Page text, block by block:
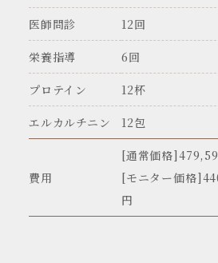
医師問診 12回
栄養指導 6回
プロテイン 12杯
エルカルチニン 12包
費用
[通常価格
[モニター価格
円